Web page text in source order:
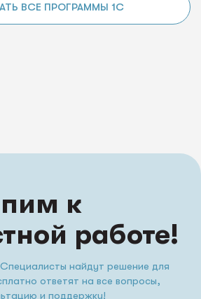
ВСЕ ПРОГРАММЫ 1С
к
работе!
Специалисты найдут решение для
ответят на все вопросы,
и поддержку!